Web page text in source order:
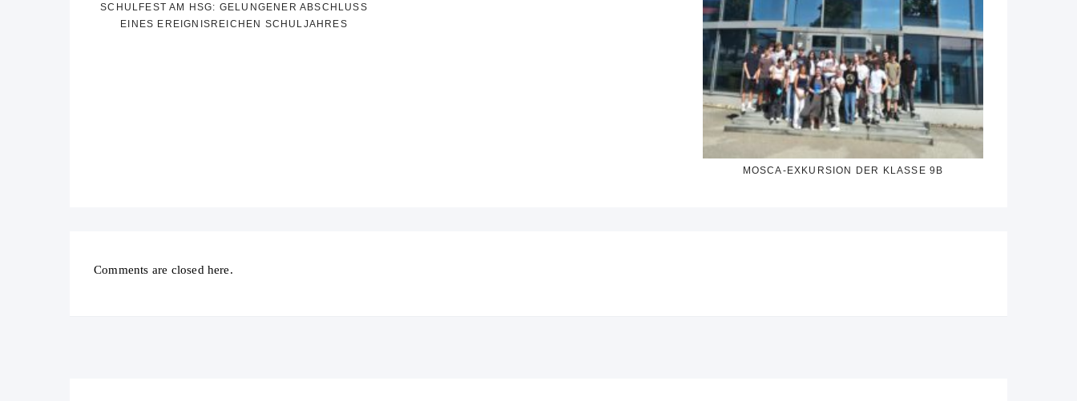
SCHULFEST AM HSG: GELUNGENER ABSCHLUSS
EINES EREIGNISREICHEN SCHULJAHRES
MOSCA-EXKURSION DER KLASSE 9B
Comments are closed here.